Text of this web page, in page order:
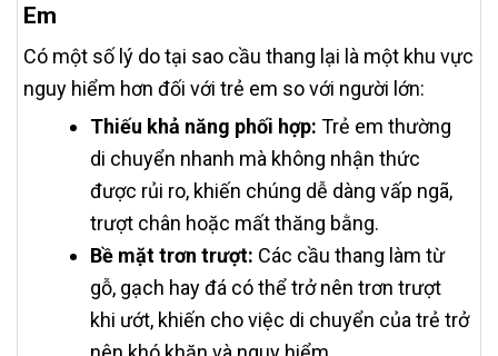
Em
Có một số lý do tại sao cầu thang lại là một khu vực
nguy hiểm hơn đối với trẻ em so với người lớn:
Thiếu khả năng phối hợp: Trẻ em thường
di chuyển nhanh mà không nhận thức
được rủi ro, khiến chúng dễ dàng vấp ngã,
trượt chân hoặc mất thăng bằng.
Bề mặt trơn trượt: Các cầu thang làm từ
gỗ, gạch hay đá có thể trở nên trơn trượt
khi ướt, khiến cho việc di chuyển của trẻ trở